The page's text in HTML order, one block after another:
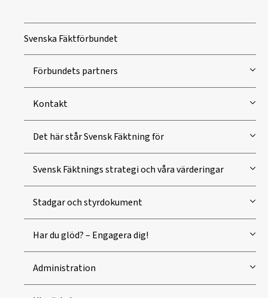
Svenska Fäktförbundet
Förbundets partners
Kontakt
Det här står Svensk Fäktning för
Svensk Fäktnings strategi och våra värderingar
Stadgar och styrdokument
Har du glöd? – Engagera dig!
Administration